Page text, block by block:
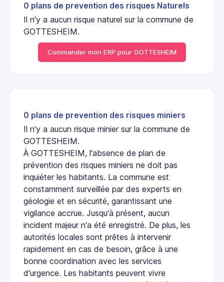
0 plans de prevention des risques Naturels
Il n'y a aucun risque naturel sur la commune de
GOTTESHEIM.
Commander mon ERP pour GOTTESHEIM
0 plans de prevention des risques miniers
Il n'y a aucun risque minier sur la commune de
GOTTESHEIM.
À GOTTESHEIM, l'absence de plan de
prévention des risques miniers ne doit pas
inquiéter les habitants. La commune est
constamment surveillée par des experts en
géologie et en sécurité, garantissant une
vigilance accrue. Jusqu'à présent, aucun
incident majeur n'a été enregistré. De plus, les
autorités locales sont prêtes à intervenir
rapidement en cas de besoin, grâce à une
bonne coordination avec les services
d'urgence. Les habitants peuvent vivre